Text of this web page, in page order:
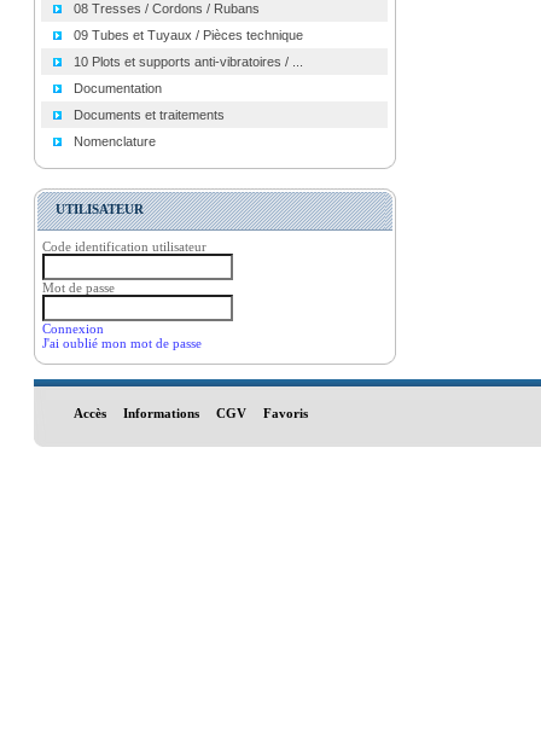
08 Tresses / Cordons / Rubans
09 Tubes et Tuyaux / Pièces technique
10 Plots et supports anti-vibratoires / ...
Documentation
Documents et traitements
Nomenclature
UTILISATEUR
Code identification utilisateur
Mot de passe
Connexion
J'ai oublié mon mot de passe
Accès Informations CGV Favoris